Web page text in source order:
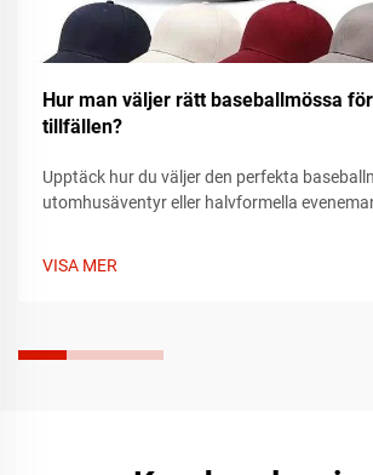
Hur man väljer rätt baseballmössa
tillfällen?
Upptäck hur du väljer den perfekta
utomhusäventyr eller halvformella
VISA MER